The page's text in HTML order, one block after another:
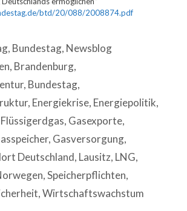
btd/20/088/2008874.pdf
, Bundestag, Newsblog
, Brandenburg,
, Bundestag,
, Energiekrise, Energiepolitik,
Flüssigerdgas, Gasexporte,
, Gasversorgung,
Deutschland, Lausitz, LNG,
,Speicherpflichten,
,Wirtschaftswachstum